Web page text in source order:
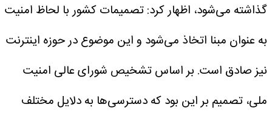
گذاشته می‌شود، اظهار کرد: تصمیمات کشور با لحاظ امنیت
به عنوان مبنا اتخاذ می‌شود و این موضوع در حوزه اینترنت
نیز صادق است. بر اساس تشخیص شورای عالی امنیت
ملی، تصمیم بر این بود که دسترسی‌ها به دلایل مختلف